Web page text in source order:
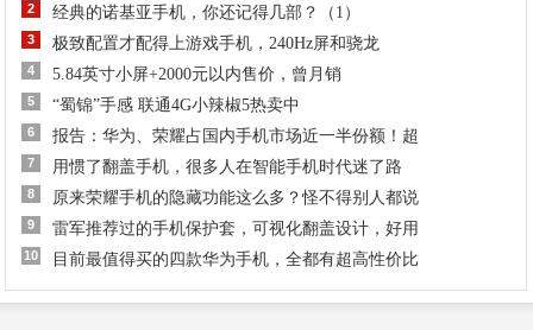
2 经典的诺基亚手机，你还记得几部？（1）
3 极致配置才配得上游戏手机，240Hz屏和骁龙
4 5.84英寸小屏+2000元以内售价，曾月销
5 “蜀锦”手感 联通4G小辣椒5热卖中
6 报告：华为、荣耀占国内手机市场近一半份额！超
7 用惯了翻盖手机，很多人在智能手机时代迷了路
8 原来荣耀手机的隐藏功能这么多？怪不得别人都说
9 雷军推荐过的手机保护套，可视化翻盖设计，好用
10 目前最值得买的四款华为手机，全都有超高性价比